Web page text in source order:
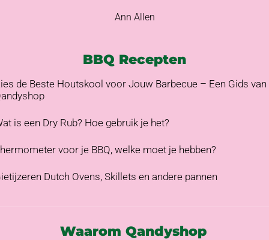
Ann Allen
BBQ Recepten
de Beste Houtskool voor Jouw Barbecue – Een Gids van
is een Dry Rub? Hoe gebruik je het?
voor je BBQ, welke moet je hebben?
Dutch Ovens, Skillets en andere pannen
Waarom Qandyshop